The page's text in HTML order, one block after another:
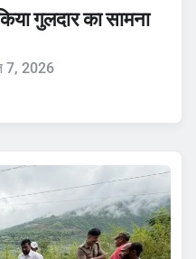
गुलदार का सामना
7, 2026